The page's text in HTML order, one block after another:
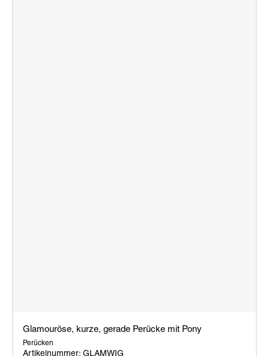
Glamouröse, kurze, gerade Perücke mit Pony
Perücken
Artikelnummer: GLAMWIG